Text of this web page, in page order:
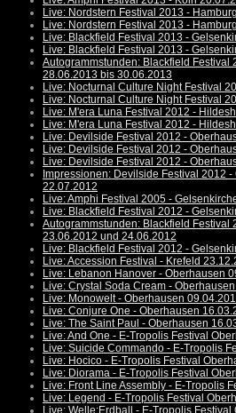
Live: Nordstern Festival 2013 -
Live: Nordstern Festival 2013 -
Live: Blackfield Festival 2013 -
Live: Blackfield Festival 2013 -
Autogrammstunden: Blackfield Festival
28.06.2013 bis 30.06.2013
Live: Nocturnal Culture Night Festival
Live: Nocturnal Culture Night Festival
Live: M'era Luna Festival 2012 -
Live: M'era Luna Festival 2012 -
Live: Devilside Festival 2012 -
Live: Devilside Festival 2012 -
Live: Devilside Festival 2012 -
Impressionen: Devilside Festival 2012
22.07.2012
Live: Amphi Festival 2005 -
Live: Blackfield Festival 2012 -
Autogrammstunden: Blackfield Festival
23.06.2012 und 24.06.2012
Live: Blackfield Festival 2012 -
Live: Accession Festival - Krefeld
Live: Lebanon Hanover - Oberhausen
Live: Crystal Soda Cream -
Live: Monowelt - Oberhausen
Live: Conjure One - Oberhausen
Live: The Saint Paul - Oberhausen
Live: And One - E-Tropolis Festival
Live: Suicide Commando - E-Tropolis
Live: Hocico - E-Tropolis Festival
Live: Diorama - E-Tropolis Festival
Live: Front Line Assembly - E-Tropolis
Live: Legend - E-Tropolis Festival